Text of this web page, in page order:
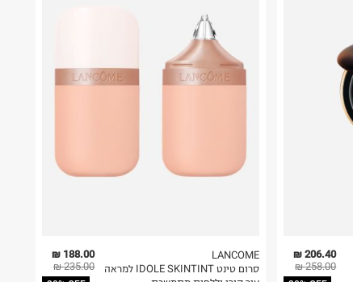
188.00 ₪
235.00 ₪
LANCOME
סרום טינט IDOLE SKINTINT למראה
206.40 ₪
258.00 ₪